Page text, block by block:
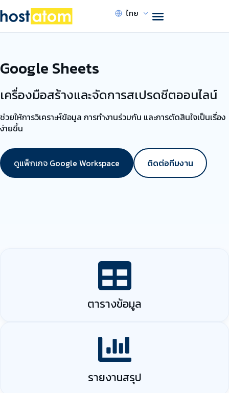
ไทย
Google Sheets
เครื่องมือสร้างและจัดการสเปรดชีตออนไลน์
ช่วยให้การวิเคราะห์ข้อมูล การทำงานร่วมกัน และการตัดสินใจเป็นเรื่อง
ง่ายขึ้น
ดูแพ็กเกจ Google Workspace ติดต่อทีมงาน
ตารางข้อมูล
รายงานสรุป